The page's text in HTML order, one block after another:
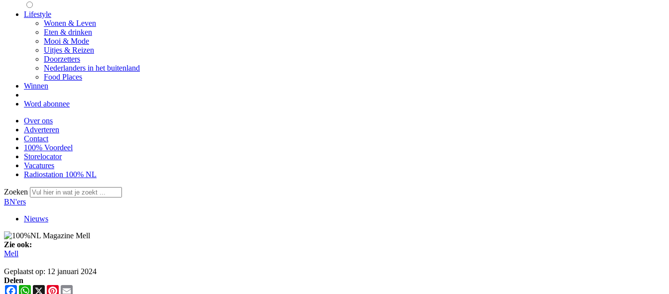
Lifestyle
Wonen & Leven
Eten & drinken
Mooi & Mode
Uitjes & Reizen
Doorzetters
Nederlanders in het buitenland
Food Places
Winnen
Word abonnee
Over ons
Adverteren
Contact
100% Voordeel
Storelocator
Vacatures
Radiostation 100% NL
Zoeken
BN'ers
Nieuws
Zie ook:
Mell
Geplaatst op: 12 januari 2024
Delen
FacebookWhatsApp
X Pinterest